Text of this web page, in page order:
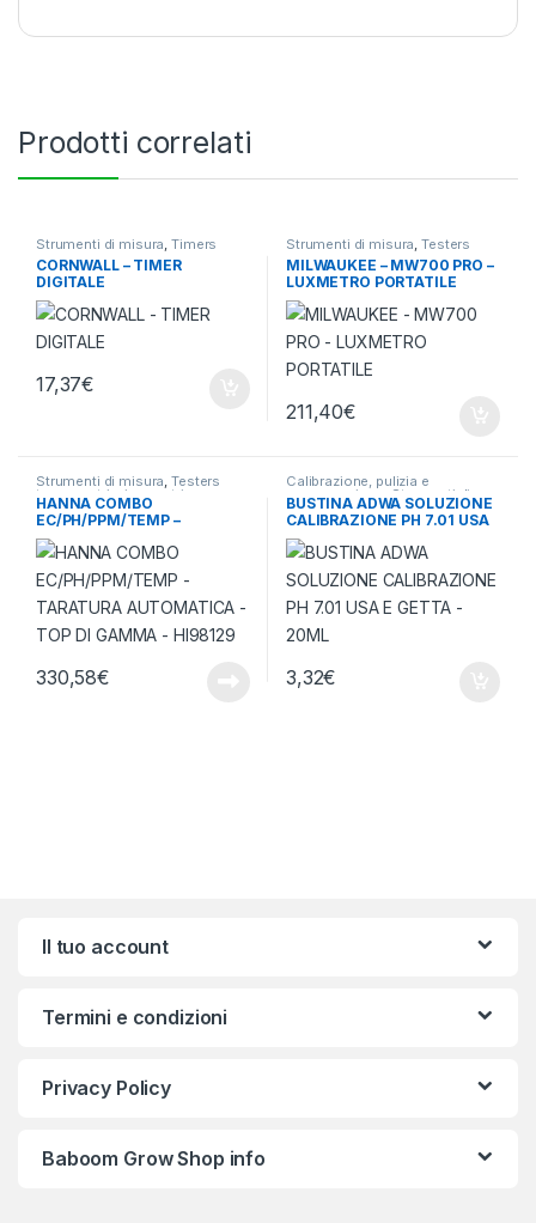
Prodotti correlati
Strumenti di misura ,Timers
CORNWALL – TIMER
DIGITALE
17,37€
Strumenti di misura ,Testers
termometri e igrometri
MILWAUKEE – MW700 PRO –
LUXMETRO PORTATILE
211,40€
Strumenti di misura,Testers
termometri e igrometri
HANNA COMBO
EC/PH/PPM/TEMP –
TARATURA AUTOMATICA –
TOP DI GAMMA – HI98129
330,58€
Calibrazione, pulizia e
conservazione,Strumenti di
misura
BUSTINA ADWA SOLUZIONE
CALIBRAZIONE PH 7.01 USA
E GETTA – 20ML
3,32€
Il tuo account
Termini e condizioni
Privacy Policy
Baboom Grow Shop info